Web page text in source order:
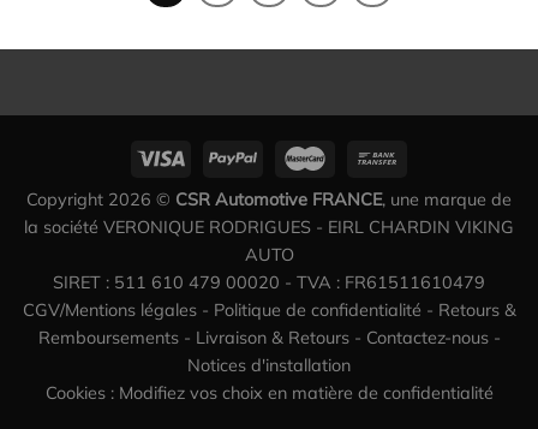
Copyright 2026 © CSR Automotive FRANCE, une marque de
la société VERONIQUE RODRIGUES - EIRL CHARDIN VIKING
AUTO
SIRET : 511 610 479 00020 - TVA : FR61511610479
CGV/Mentions légales- Politique de confidentialité - Retours &
Remboursements- Livraison & Retours- Contactez-nous-
Notices d'installation
Cookies : Modifiez vos choix en matière de confidentialité